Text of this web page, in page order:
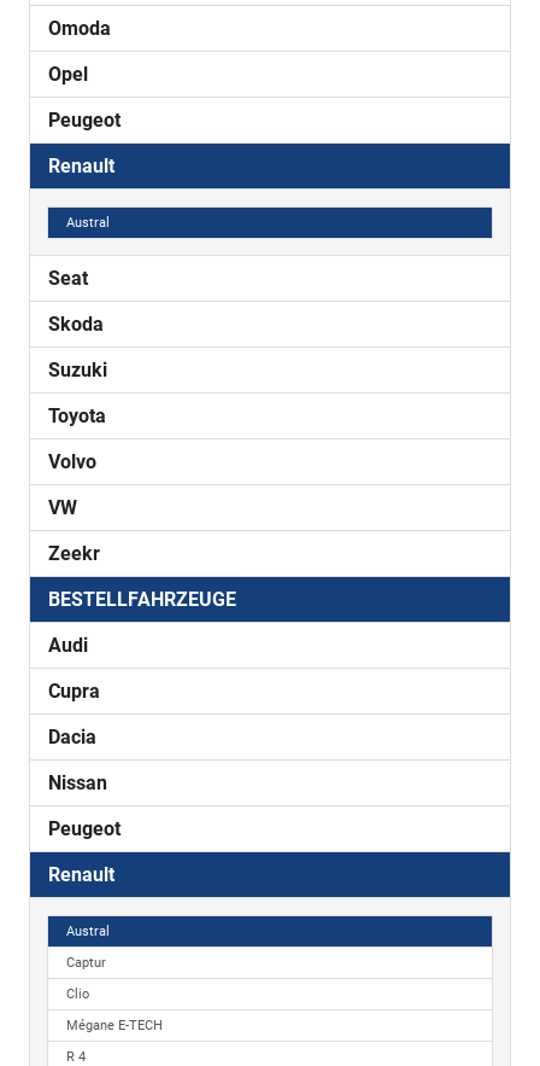
Omoda
Opel
Peugeot
Renault
Austral
Seat
Skoda
Suzuki
Toyota
Volvo
VW
Zeekr
BESTELLFAHRZEUGE
Audi
Cupra
Dacia
Nissan
Peugeot
Renault
Austral
Captur
Clio
Mégane E-TECH
R 4